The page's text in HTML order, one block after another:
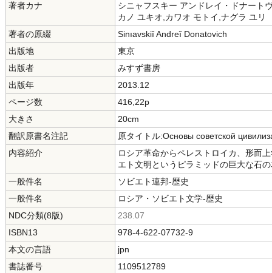
著者カナ
シニャフスキー アンドレイ・ドナート
カノ ユキオ,カワオ モトイ,ナグラ ユリ
著者の原綴
Sinıavskiĭ Andreĭ Donatovich
出版地
東京
出版者
みすず書房
出版年
2013.12
ページ数
416,22p
大きさ
20cm
翻訳原書名注記
原タイトル:Основы советской
内容紹介
ロシア革命からペレストロイカ、形而
エト文明というピラミッドの巨大な石
一般件名
ソビエト連邦-歴史
一般件名
ロシア・ソビエト文学-歴史
NDC分類(8版)
238.07
ISBN13
978-4-622-07732-9
本文の言語
jpn
書誌番号
1109512789